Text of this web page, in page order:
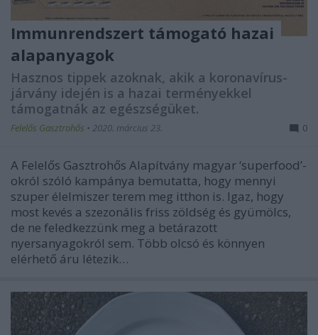
Immunrendszert támogató hazai
alapanyagok
Hasznos tippek azoknak, akik a koronavírus-
járvány idején is a hazai terményekkel
támogatnák az egészségüket.
Felelős Gasztrohős • 2020. március 23. 0
A Felelős Gasztrohős Alapítvány magyar ‘superfood’-
okról szóló kampánya bemutatta, hogy mennyi
szuper élelmiszer terem meg itthon is. Igaz, hogy
most kevés a szezonális friss zöldség és gyümölcs,
de ne feledkezzünk meg a betárazott
nyersanyagokról sem. Több olcsó és könnyen
elérhető áru létezik…